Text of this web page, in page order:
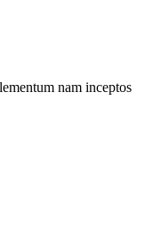
nam inceptos